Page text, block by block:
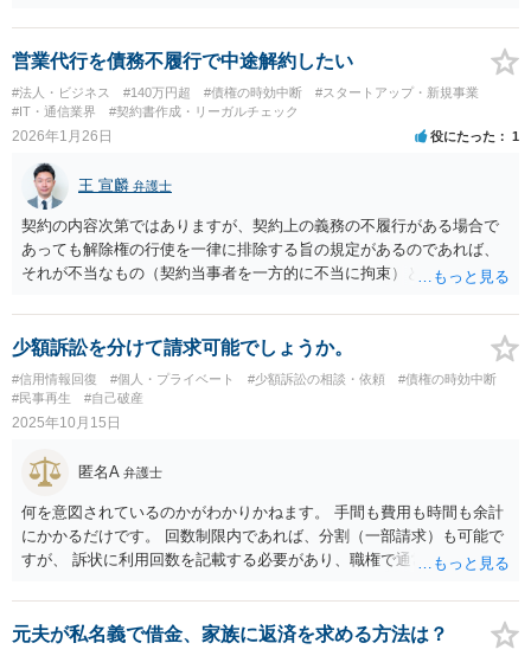
営業代行を債務不履行で中途解約したい
#法人・ビジネス #140万円超 #債権の時効中断
#スタートアップ・新規事業
#IT・通信業界
#契約書作成・リーガルチェック
2026年1月26日 役にたった 1
王 宣麟 弁護士
契約の内容次第ではありますが、契約上の義務の不履行がある場合で
あっても解除権の行使を一律に排除する旨の規定があるのであれば、
それが不当なもの（契約当事者を一方的に不当に拘束）として民法９
が無効であれば、理屈上は債務不履行により契約解除、という対応も
あり得るかと存じます。
少額訴訟を分けて請求可能でしょうか。
#信用情報回復 #個人・プライベート #少額訴訟の相談・依頼
#債権の時効中断
#民事再生
#自己破産
2025年10月15日
匿名A 弁護士
何を意図されているのかがわかりかねます。 手間も費用も時間も余計
にかかるだけです。 回数制限内であれば、分割（一部請求）も可能で
すが、 訴状に利用回数を記載する必要があり、職権で通常訴訟となる
ので、立証に問題があれば敗訴となりますし、勝訴の場合でも、猶予
や分割払いとなる可能性があります。 相手方が異議を述べれば、通常
元夫が私名義で借金、家族に返済を求める方法は？